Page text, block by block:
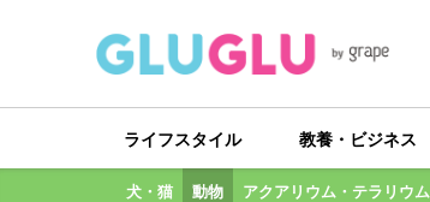
ライフスタイル 教養・ビジネス
犬・猫 動物 アクアリウム・テラリウム